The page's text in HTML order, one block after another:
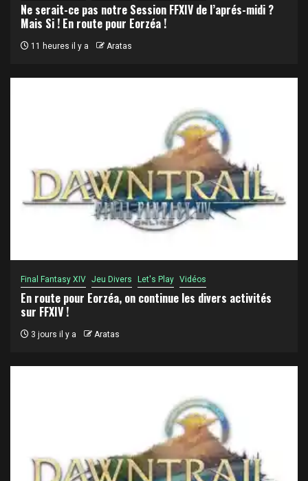
Ne serait-ce pas notre Session FFXIV de l’aprés-midi ?
Mais Si ! En route pour Eorzéa !
11 heures il y a Aratas
Final Fantasy XIV Jeu Divers Let's Play Vidéos
En route pour Eorzéa, on continue les divers activités
sur FFXIV !
3 jours il y a Aratas